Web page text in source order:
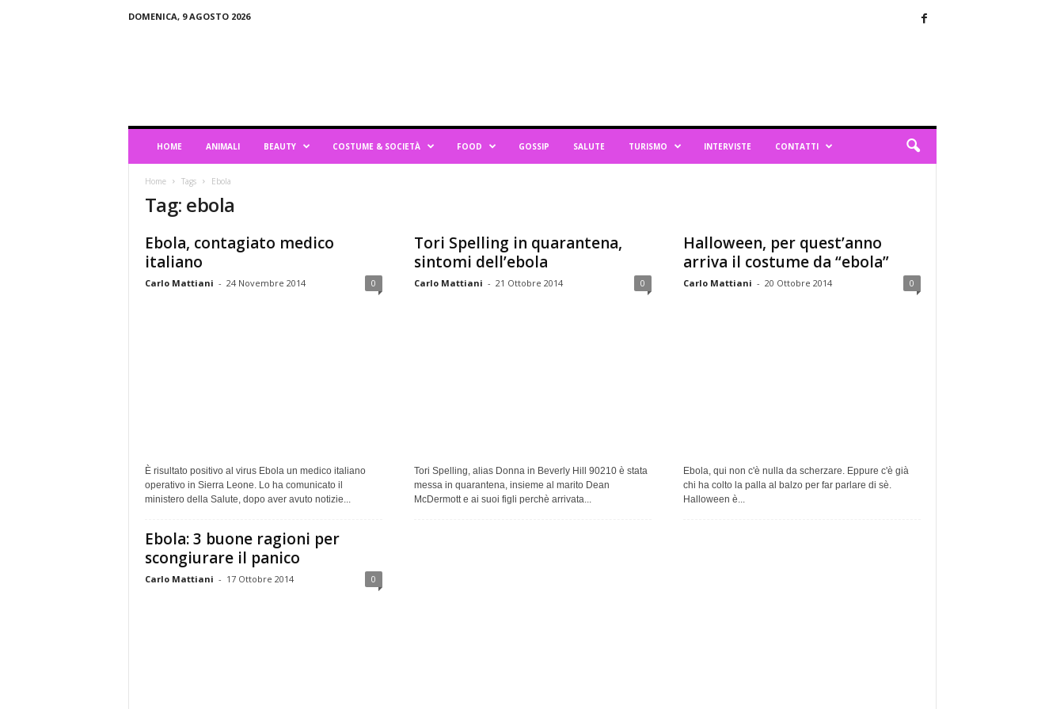
DOMENICA, 9 AGOSTO 2026
HOME ANIMALI BEAUTY COSTUME & SOCIETÀ FOOD GOSSIP SALUTE TURISMO INTERVISTE CONTATTI
Home Tags Ebola
Tag: ebola
Ebola, contagiato medico
italiano
Carlo Mattiani - 24 Novembre 2014 0
È risultato positivo al virus Ebola un medico italiano
operativo in Sierra Leone. Lo ha comunicato il
ministero della Salute, dopo aver avuto notizie...
Tori Spelling in quarantena,
sintomi dell’ebola
Carlo Mattiani - 21 Ottobre 2014 0
Tori Spelling, alias Donna in Beverly Hill 90210 è stata
messa in quarantena, insieme al marito Dean
McDermott e ai suoi figli perchè arrivata...
Halloween, per quest’anno
arriva il costume da “ebola”
Carlo Mattiani - 20 Ottobre 2014 0
Ebola, qui non c'è nulla da scherzare. Eppure c'è già
chi ha colto la palla al balzo per far parlare di sè.
Halloween è...
Ebola: 3 buone ragioni per
scongiurare il panico
Carlo Mattiani - 17 Ottobre 2014 0